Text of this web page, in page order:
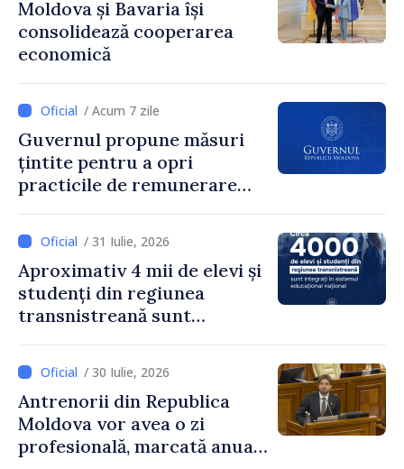
inițiat procesul. Le
mulțumim aleșilor locali
pentru că au pus pe primul
dezvoltar
Moldova și Bavaria își
consolidează cooperarea
economică
/ Acum 7 zile
Guvernul propune măsuri
țintite pentru a opri
practicile de remunerare
/ 31 Iulie, 2026
Aproximativ 4 mii de elevi și
studenți din regiunea
transnistreană sunt
educațional național
/ 30 Iulie, 2026
Antrenorii din Republica
Moldova vor avea o zi
profesională, marcată anual